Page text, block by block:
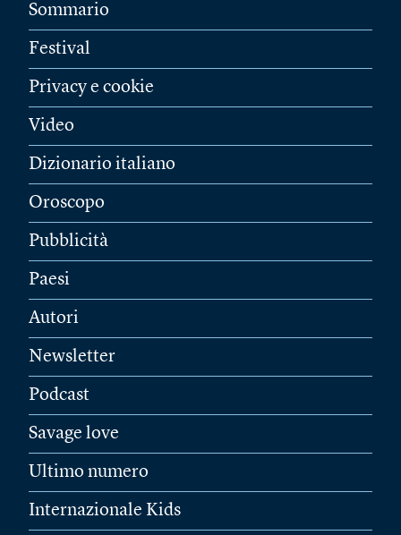
Sommario
Festival
Privacy e cookie
Video
Dizionario italiano
Oroscopo
Pubblicità
Paesi
Autori
Newsletter
Podcast
Savage love
Ultimo numero
Internazionale Kids